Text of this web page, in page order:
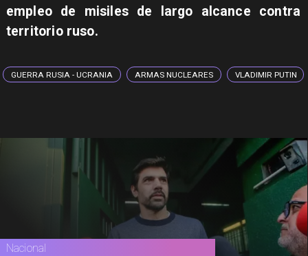
empleo de misiles de largo alcance contra
territorio ruso.
GUERRA RUSIA - UCRANIA ARMAS NUCLEARES VLADIMIR PUTIN
Nacional